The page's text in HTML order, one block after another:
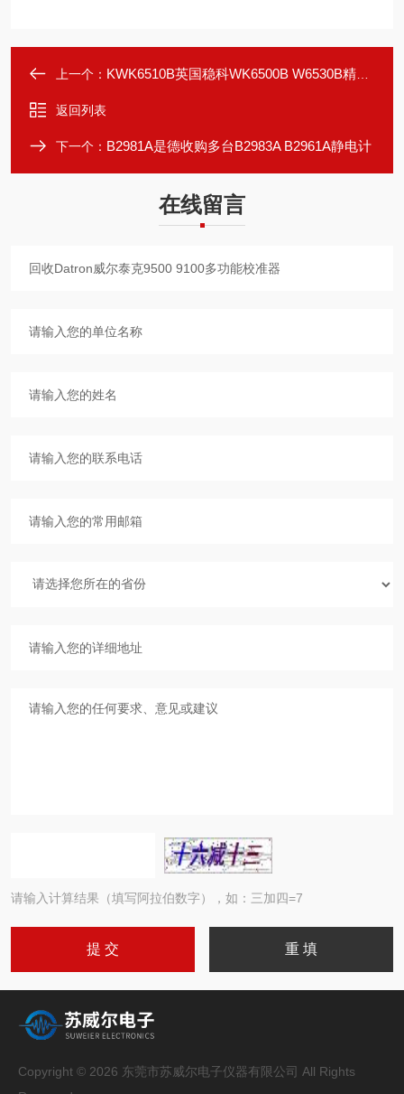
上一个： KWK6510B英国稳科WK6500B W6530B精密阻抗分析仪收购
返回列表
下一个： B2981A是德收购多台B2983A B2961A静电计
在线留言
请输入计算结果（填写阿拉伯数字），如：三加四=7
Copyright © 2026 东莞市苏威尔电子仪器有限公司 All Rights